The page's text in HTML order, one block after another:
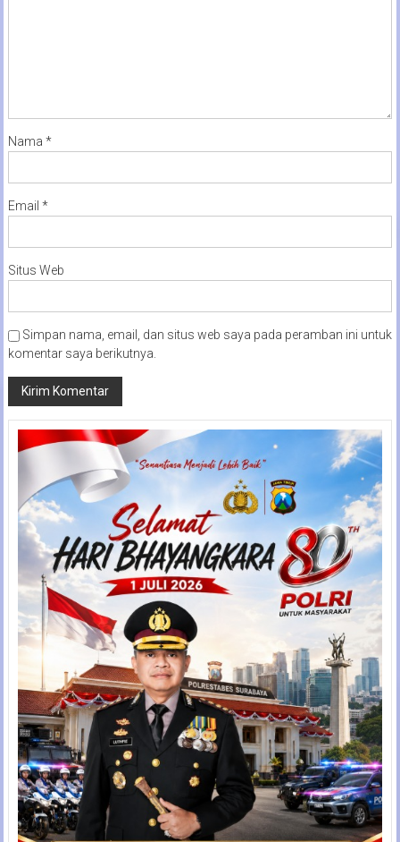
Nama *
Email *
Situs Web
Simpan nama, email, dan situs web saya pada peramban ini untuk
komentar saya berikutnya.